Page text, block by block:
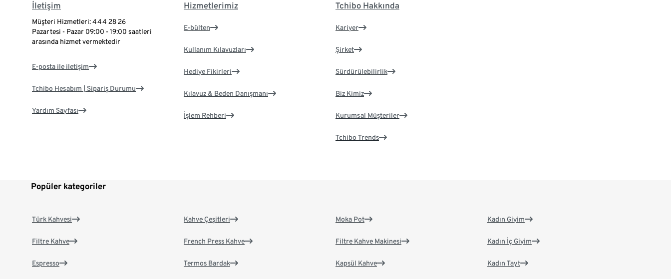
İletişim
Müşteri Hizmetleri: 444 28 26
Pazartesi - Pazar 09:00 - 19:00 saatleri
arasında hizmet vermektedir
E-posta ile iletişim
Tchibo Hesabım | Sipariş Durumu
Yardım Sayfası
Hizmetlerimiz
E-bülten
Kullanım Kılavuzları
Hediye Fikirleri
Kılavuz & Beden Danışmanı
İşlem Rehberi
Tchibo Hakkında
Kariyer
Şirket
Sürdürülebilirlik
Biz Kimiz
Kurumsal Müşteriler
Tchibo Trends
Popüler kategoriler
Türk Kahvesi
Filtre Kahve
Espresso
Kahve Çeşitleri
French Press Kahve
Termos Bardak
Moka Pot
Filtre Kahve Makinesi
Kapsül Kahve
Kadın Giyim
Kadın İç Giyim
Kadın Tayt